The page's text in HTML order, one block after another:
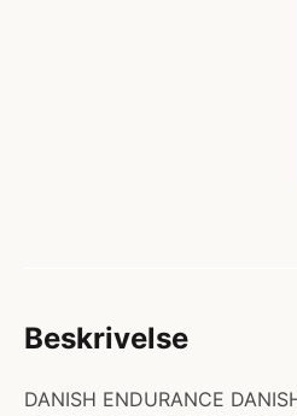
Beskrivelse
DANISH ENDURANCE